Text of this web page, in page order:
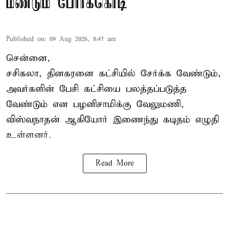
மீண்டும் போர்க்கொடி
Published on: 09 Aug 2026, 8:47 am
சென்னை,
சசிகலா, தினகரனை கட்சியில் சேர்க்க வேண்டும்,
அவர்களின் பேசி கட்சியை பலத்தப்படுத்த
வேண்டும் என பழனிசாமிக்கு வேலுமணி,
விஸ்வநாதன் ஆகியோர் இணைந்து கடிதம் எழுதி
உள்ளனர்.
Read More